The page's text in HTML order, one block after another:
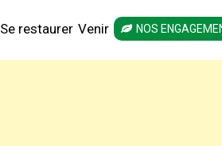
Se restaurer Venir NOS